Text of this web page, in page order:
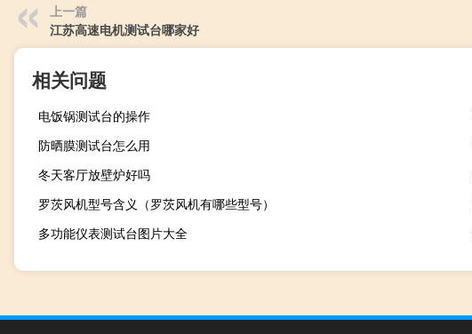
上一篇
江苏高速电机测试台哪家好
相关问题
电饭锅测试台的操作
防晒膜测试台怎么用
冬天客厅放壁炉好吗
罗茨风机型号含义（罗茨风机有哪些型号）
多功能仪表测试台图片大全